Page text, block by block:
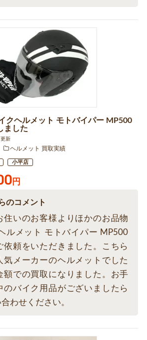
クヘルメット モトバイパー MP500
ました
新
ヘルメット 買取実績
小平店
円
のコメント
住いのお客様よりほかのお品物
ルメット モトバイパー MP500
依頼をいただきました。こちら
気メーカーのヘルメットでした
額での買取になりました。お手
のバイク用品がございましたら
わせください。